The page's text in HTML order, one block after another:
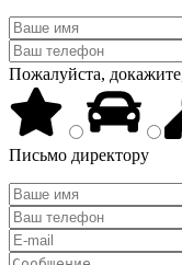
Пожалуйста,
Письмо директору